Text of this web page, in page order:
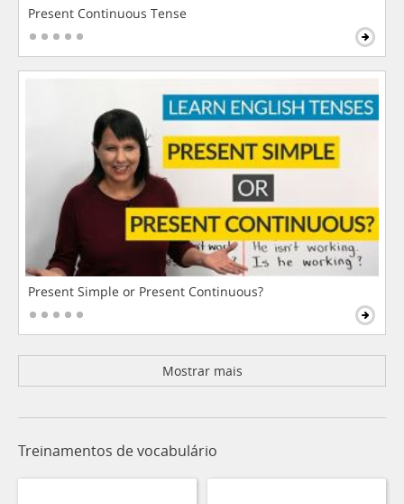
Present Continuous Tense
Present Simple or Present Continuous?
Mostrar mais
Treinamentos de vocabulário